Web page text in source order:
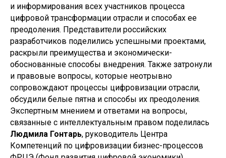
и информирования всех участников процесса
цифровой трансформации отрасли и способах ее
преодоления. Представители российских
разработчиков поделились успешными проектами,
раскрыли преимущества и экономически-
обоснованные способы внедрения. Также затронули
и правовые вопросы, которые неотрывно
сопровождают процессы цифровизации отрасли,
обсудили белые пятна и способы их преодоления.
Экспертным мнением и ответами на вопросы,
связанные с интеллектуальным правом поделилась
Людмила Гонтарь, руководитель Центра
Компетенций по цифровизации бизнес-процессов